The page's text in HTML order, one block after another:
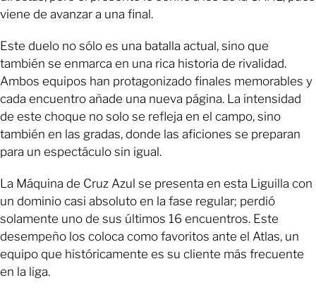
viene de avanzar a una final.
Este duelo no sólo es una batalla actual, sino que
también se enmarca en una rica historia de rivalidad.
Ambos equipos han protagonizado finales memorables y
cada encuentro añade una nueva página. La intensidad
de este choque no solo se refleja en el campo, sino
también en las gradas, donde las aficiones se preparan
para un espectáculo sin igual.
La Máquina de Cruz Azul se presenta en esta Liguilla con
un dominio casi absoluto en la fase regular; perdió
solamente uno de sus últimos 16 encuentros. Este
desempeño los coloca como favoritos ante el Atlas, un
equipo que históricamente es su cliente más frecuente
en la liga.